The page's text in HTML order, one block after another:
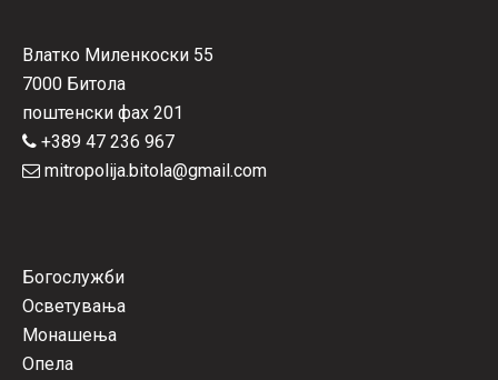
Влатко Миленкоски 55
7000 Битола
поштенски фах 201
+389 47 236 967
mitropolija.bitola@gmail.com
Богослужби
Осветувања
Монашења
Опела